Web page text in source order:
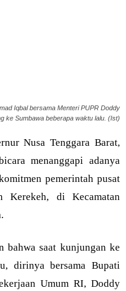
Iqbal bersama Menteri PUPR Doddy
ke Sumbawa beberapa waktu lalu. (Ist)
Nusa Tenggara Barat,
menanggapi adanya
pemerintah pusat
Kerekeh, di Kecamatan
bahwa saat kunjungan ke
dirinya bersama Bupati
Umum RI, Doddy